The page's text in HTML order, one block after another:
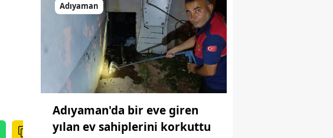
Adıyaman
Adıyaman'da bir eve giren
yılan ev sahiplerini korkuttu